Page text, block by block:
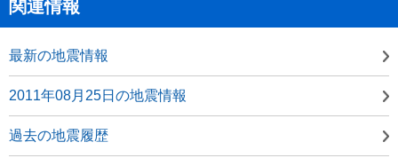
関連情報
最新の地震情報
2011年08月25日の地震情報
過去の地震履歴